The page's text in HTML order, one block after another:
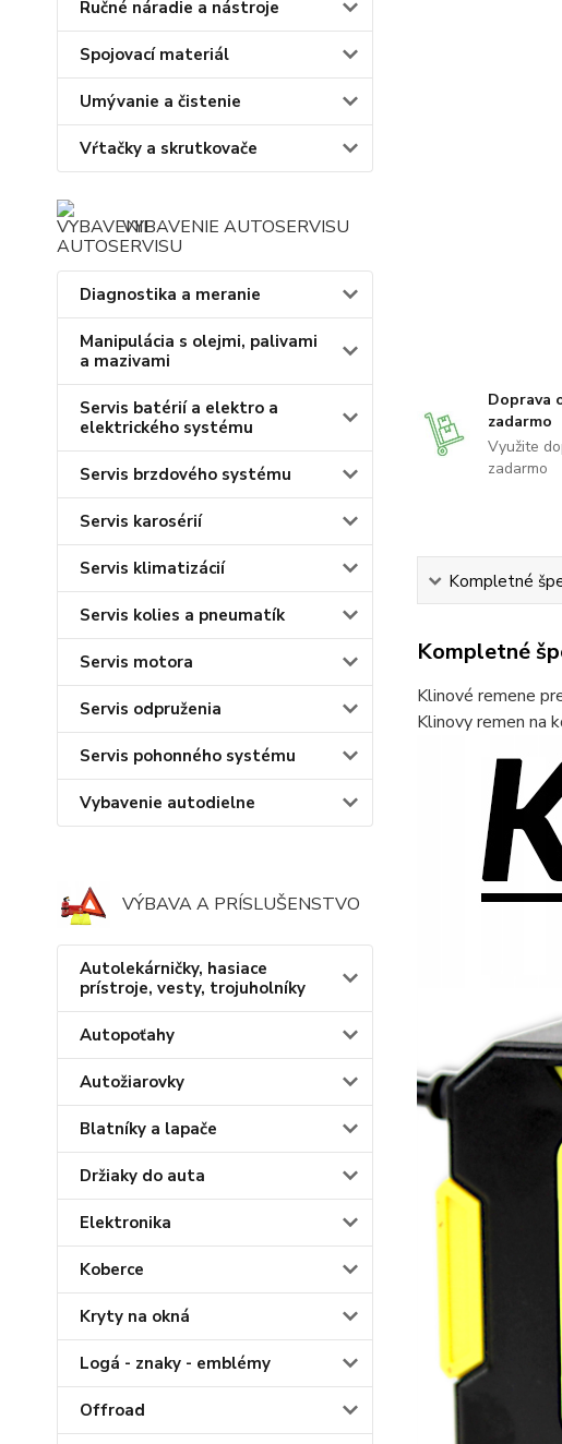
Ručné náradie a nástroje
Spojovací materiál
Umývanie a čistenie
Vŕtačky a skrutkovače
VYBAVENIE AUTOSERVISU
Diagnostika a meranie
Manipulácia s olejmi, palivami
a mazivami
Servis batérií a elektro a
elektrického systému
Servis brzdového systému
Servis karosérií
Servis klimatizácií
Servis kolies a pneumatík
Servis motora
Servis odpruženia
Servis pohonného systému
Vybavenie autodielne
VÝBAVA A PRÍSLUŠENSTVO
Autolekárničky, hasiace
prístroje, vesty, trojuholníky
Autopoťahy
Autožiarovky
Blatníky a lapače
Držiaky do auta
Elektronika
Koberce
Kryty na okná
Logá - znaky - emblémy
Offroad
Doprava
zadarmo
Využite
zadarmo
Kompletné
Kompletné
Klinové remene
Klinovy remen na